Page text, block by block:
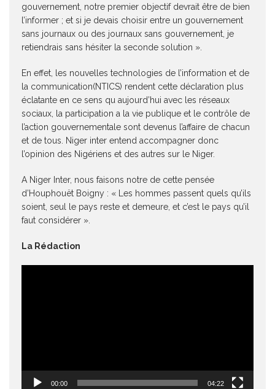
gouvernement, notre premier objectif devrait être de bien
l’informer ; et si je devais choisir entre un gouvernement
sans journaux ou des journaux sans gouvernement, je
retiendrais sans hésiter la seconde solution ».
En effet, les nouvelles technologies de l’information et de
la communication(NTICS) rendent cette déclaration plus
éclatante en ce sens qu aujourd’hui avec les réseaux
sociaux, la participation a la vie publique et le contrôle de
l’action gouvernementale sont devenus l’affaire de chacun
et de tous. Niger inter entend accompagner donc
l’opinion des Nigériens et des autres sur le Niger.
A Niger Inter, nous faisons notre de cette pensée
d’Houphouët Boigny : « Les hommes passent quels qu’ils
soient, seul le pays reste et demeure, et c’est le pays qu’il
faut considérer ».
La Rédaction
00:00 04:22